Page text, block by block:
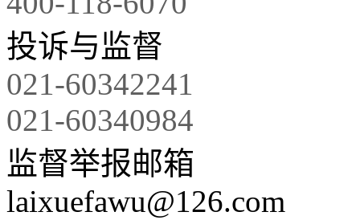
投诉与监督
021-60342241
021-60340984
监督举报邮箱
laixuefawu@126.com